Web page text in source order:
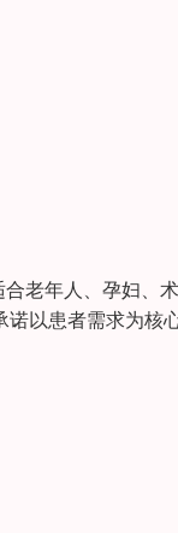
老年人、孕妇、
诺以患者需求为核